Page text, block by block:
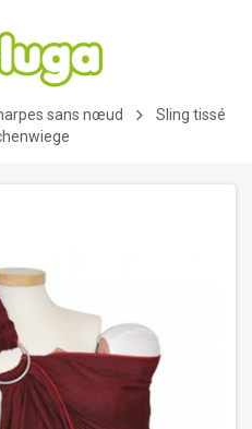
sans nœud
Sling tissé